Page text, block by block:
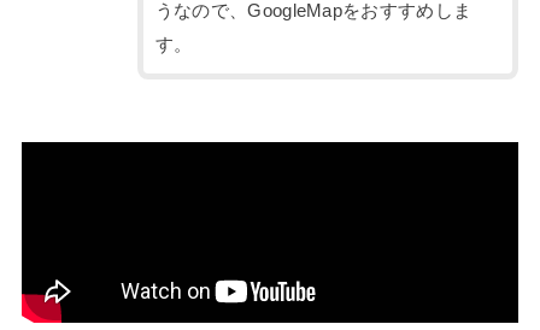
うなので、GoogleMapをおすすめしま
す。